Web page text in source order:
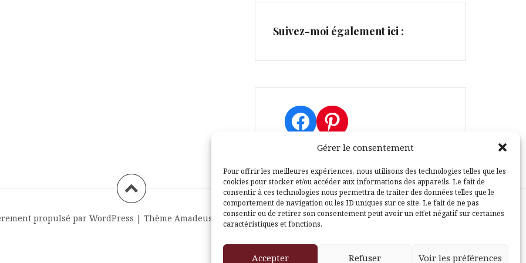
Gérer le consentement
Pour offrir les meilleures expériences, nous utilisons des technologies telles que les
cookies pour stocker et/ou accéder aux informations des appareils. Le fait de
consentir à ces technologies nous permettra de traiter des données telles que le
comportement de navigation ou les ID uniques sur ce site. Le fait de ne pas
consentir ou de retirer son consentement peut avoir un effet négatif sur certaines
caractéristiques et fonctions.
Accepter Refuser Voir les préférences
Suivez-moi également ici :
Facebook
Pinterest
propulsé par WordPress | Thème Amadeus par Themeisle